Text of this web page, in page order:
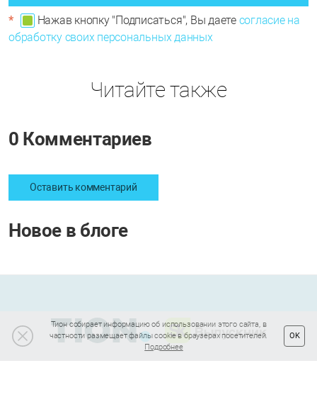
* Нажав кнопку "Подписаться", Вы даете согласие на
обработку своих персональных данных
Читайте также
0 Комментариев
Оставить комментарий
Новое в блоге
Тион собирает информацию об использовании этого сайта, в
частности размещает файлы cookie в браузерах посетителей.
Подробнее
OK